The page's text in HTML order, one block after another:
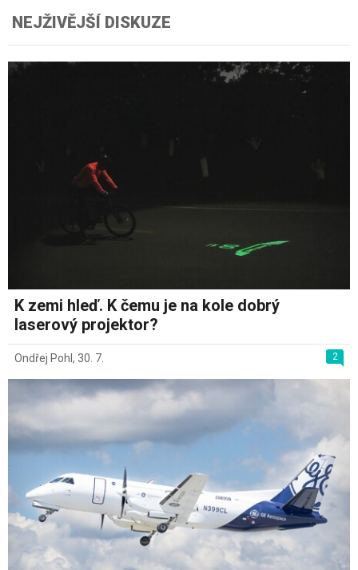
NEJŽIVĚJŠÍ DISKUZE
K zemi hleď. K čemu je na kole dobrý
laserový projektor?
2
Ondřej Pohl , 30. 7.